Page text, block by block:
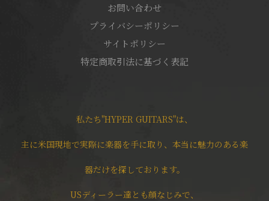
お問い合わせ
プライバシーポリシー
サイトポリシー
特定商取引法に基づく表記
私たち"HYPER GUITARS"は、
主に米国現地で実際に楽器を手に取り、本当に魅力のある楽
器だけを探しております。
USディーラー達とも顔なじみで、